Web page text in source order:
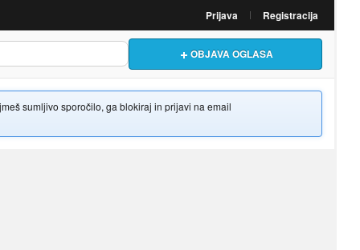
Prijava Registracija
OBJAVA OGLASA
sumljivo sporočilo, ga blokiraj in prijavi na email